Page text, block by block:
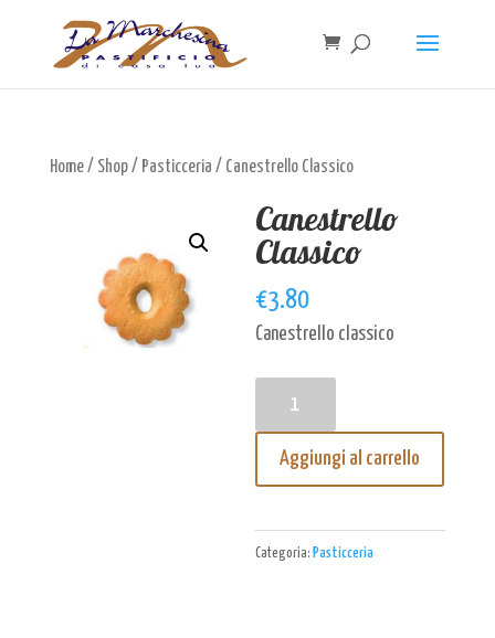
Home/ Shop/ Pasticceria / Canestrello Classico
Canestrello
Classico
€3.80
Canestrello classico
Canestrello
Classico
quantità
Aggiungi al carrello
Categoria:Pasticceria